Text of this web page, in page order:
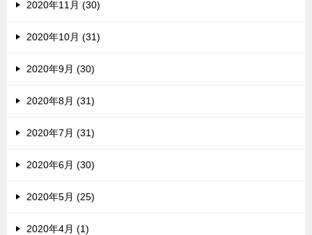
2020年11月 (30)
2020年10月 (31)
2020年9月 (30)
2020年8月 (31)
2020年7月 (31)
2020年6月 (30)
2020年5月 (25)
2020年4月 (1)